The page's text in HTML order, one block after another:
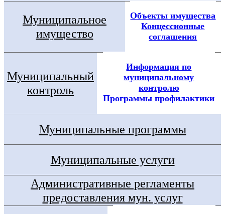
Муниципальное
имущество
Объекты имущества
Концессионные
соглашения
Муниципальный
контроль
Информация по
муниципальному
контролю
Программы профилактики
Муниципальные программы
Муниципальные услуги
Административные регламенты
предоставления мун. услуг